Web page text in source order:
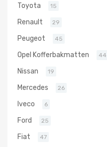
Toyota 15
Renault 29
Peugeot 45
Opel Kofferbakmatten 44
Nissan 19
Mercedes 26
Iveco 6
Ford 25
Fiat 47